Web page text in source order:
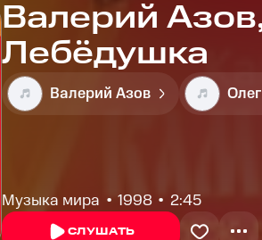
Валерий
Лебёдушка
Валерий Азов
Музыка мира 1998 2:45
СЛУШАТЬ